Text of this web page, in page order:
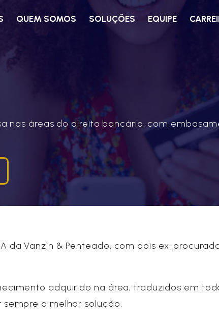
QUEM SOMOS SOLUÇÕES EQUIPE
nas áreas do direito bancário, com
da Vanzin & Penteado, com dois ex-
adquirido na área, traduzidos em
a melhor solução.